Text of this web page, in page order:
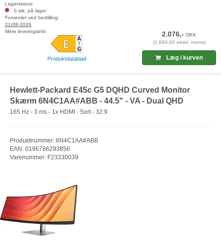
Lagerstatus:
0 stk. på lager
Forventet ved bestilling:
21/08-2026
Mere leveringsinfo
Produktdatablad
2.076,-DKK
(1.660,80 ekskl. moms)
Læg i kurven
Hewlett-Packard E45c G5 DQHD Curved Monitor
Skærm 6N4C1AA#ABB - 44.5" - VA - Dual QHD
165 Hz - 3 ms - 1x HDMI - Sort - 32:9
Produktnummer: 6N4C1AA#ABB
EAN: 0196786293856
Varenummer: F23330039